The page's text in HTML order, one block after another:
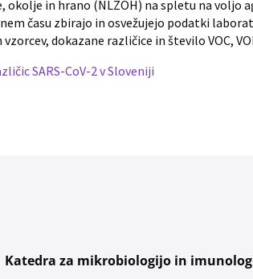
okolje in hrano (NLZOH) na spletu na voljo
času zbirajo in osvežujejo podatki
dokazane različice in število VOC,
SARS-CoV-2 v Sloveniji
Katedra za mikrobiologijo in